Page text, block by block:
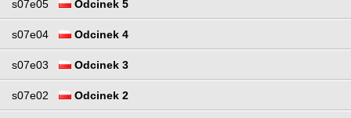
s07e05 Odcinek 5
s07e04 Odcinek 4
s07e03 Odcinek 3
s07e02 Odcinek 2